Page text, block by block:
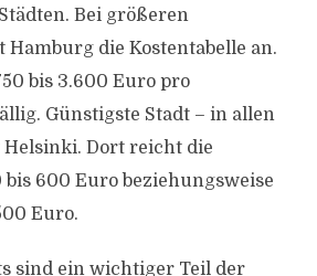
Bei größeren
die Kostentabelle an.
bis 3.600 Euro pro
Günstigste Stadt – in allen
Dort reicht die
bis 600 Euro beziehungsweise
Euro.
sind ein wichtiger Teil der